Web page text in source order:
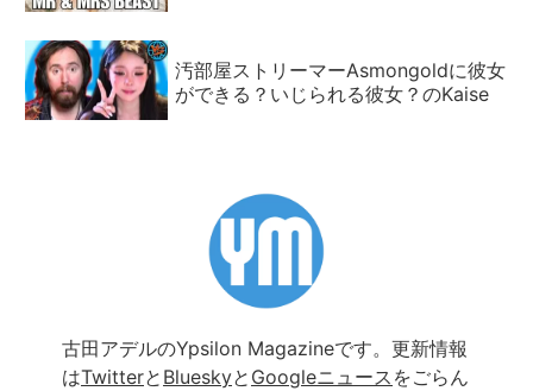
汚部屋ストリーマーAsmongoldに彼女
ができる？いじられる彼女？のKaise
古田アデルのYpsilon Magazineです。更新情報
はTwitterと Blueskyと Googleニュース をごらん